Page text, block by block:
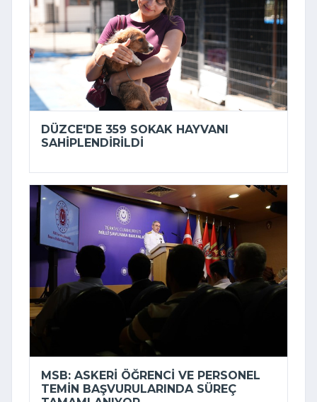
DÜZCE'DE 359 SOKAK HAYVANI
SAHIPLENDIRILDI
MSB: ASKERI ÖĞRENCI VE PERSONEL
TEMIN BAŞVURULARINDA SÜREÇ